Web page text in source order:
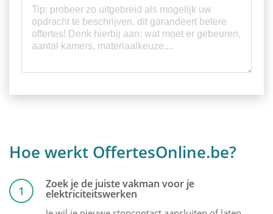
Hoe werkt OffertesOnline.be?
1 Zoek je de juiste vakman voor je
elektriciteitswerken